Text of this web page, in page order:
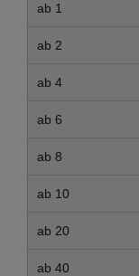
ab 1
ab 2
ab 4
ab 6
ab 8
ab 10
ab 20
ab 40